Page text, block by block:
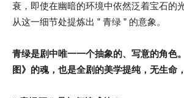
衰，即使在幽暗的环境中依然泛着宝石的
从这一细节处提炼出 ” 青绿 ” 的意象。
青绿是剧中唯一一个抽象的、写意的角色
图》的魂，也是全剧的美学提纯，无生命